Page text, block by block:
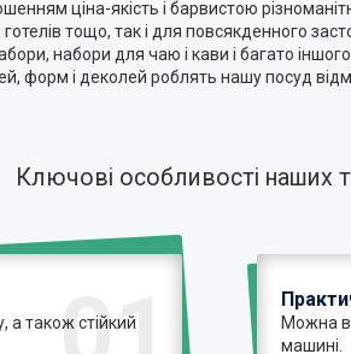
ціна-якість і барвистою
готелів тощо, так і для повсякденного
набори для чаю і кави і багато
форм і деколей роблять нашу посуд
Ключові особливості наших
а також стійкий
Можна
машині.